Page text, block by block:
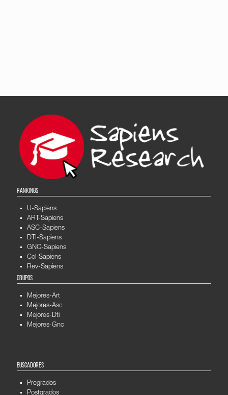
RANKINGS
U-Sapiens
ART-Sapiens
ASC-Sapiens
DTI-Sapiens
GNC-Sapiens
Col-Sapiens
Rev-Sapiens
GRUPOS
Mejores-Art
Mejores-Asc
Mejores-Dti
Mejores-Gnc
BUSCADORES
Pregrados
Postgrados